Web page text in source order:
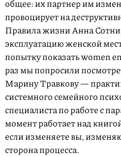
общее: их партнер им
провоцирует на
Правила жизни Анна
эксплуатацию женской
попытку показать women
раз мы попросили
Марину Травкову —
системного семейного
специалиста по работе с
момент работает над
если изменяете вы,
сторона процесса.